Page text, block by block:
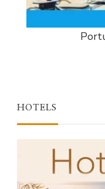
HOTELS